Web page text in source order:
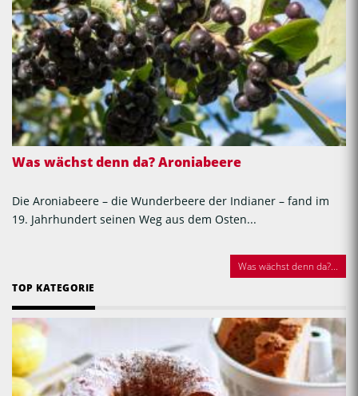
Was wächst denn da? Aroniabeere
Die Aroniabeere – die Wunderbeere der Indianer – fand im
19. Jahrhundert seinen Weg aus dem Osten...
Was wächst denn da?...
TOP KATEGORIE